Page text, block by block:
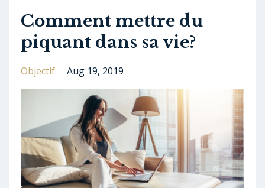
Comment mettre du
piquant dans sa vie?
Objectif Aug 19, 2019